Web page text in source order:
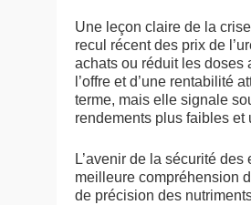
Une leçon claire de la
recul récent des prix de
achats ou réduit les doses
l’offre et d’une rentabilité
terme, mais elle signale
rendements plus faibles et
L’avenir de la sécurité
meilleure compréhension
de précision des